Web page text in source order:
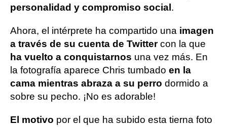
personalidad y compromiso social .
Ahora, el intérprete ha compartido una imagen
a través de su cuenta de Twittercon la que
ha vuelto a conquistarnos una vez más. En
la fotografía aparece Chris tumbado en la
cama mientras abraza a su perro dormido a
sobre su pecho. ¡No es adorable!
El motivo por el que ha subido esta tierna foto